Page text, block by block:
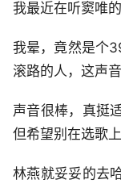
我最近在听窦唯
我晕，竟然是个
滚路的人，这声
声音很棒，真挺
但希望别在选歌上
林燕就妥妥的去